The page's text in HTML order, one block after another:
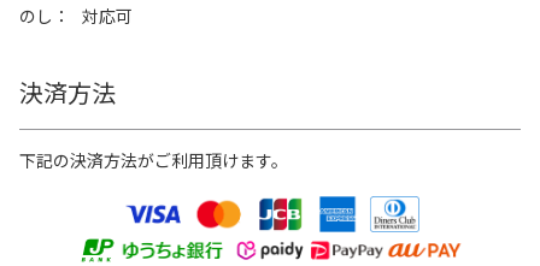
のし
対応可
決済方法
下記の決済方法がご利用頂けます。